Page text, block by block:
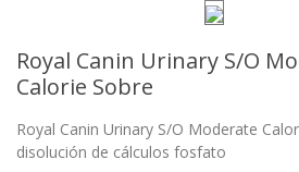
Royal Canin Urinary S/O
Calorie Sobre
Royal Canin Urinary S/O Moderate
disolución de cálculos fosfato